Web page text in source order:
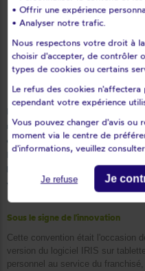
et
modernisation de volets roulants
début septembre 130 franchisés,
L'occasion pour les 3 co-
l'experience d'Edgar Grospiron,
venu parler de performance.
Sous le signe de l'innovation
Cette convention était l'occasion
version du logiciel IRIS sur
personnel au service du
• Offrir une expérience
• Analyser notre trafic.
Nous respectons votre droit à
choisir d'accepter, de contrôler
types de cookies ou certains
Le refus des cookies
cependant votre expérience
Vous pouvez changer d'avis
moment via le centre de
d'informations, veuillez consulter
Je refuse Je